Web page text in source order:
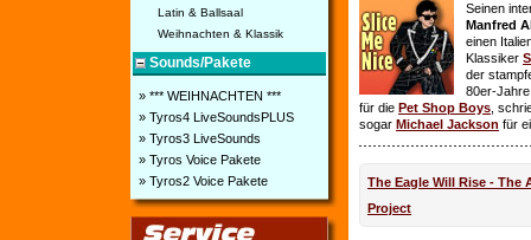
Latin & Ballsaal
Weihnachten & Klassik
Sounds/Pakete
» *** WEIHNACHTEN ***
» Tyros4 LiveSoundsPLUS
» Tyros3 LiveSounds
» Tyros Voice Pakete
» Tyros2 Voice Pakete
Seinen
Manfred
einen
Klassiker
der
80er-
für die Pet Shop Boys ,
sogar Michael Jackson für
The Eagle Will Rise - The
Project